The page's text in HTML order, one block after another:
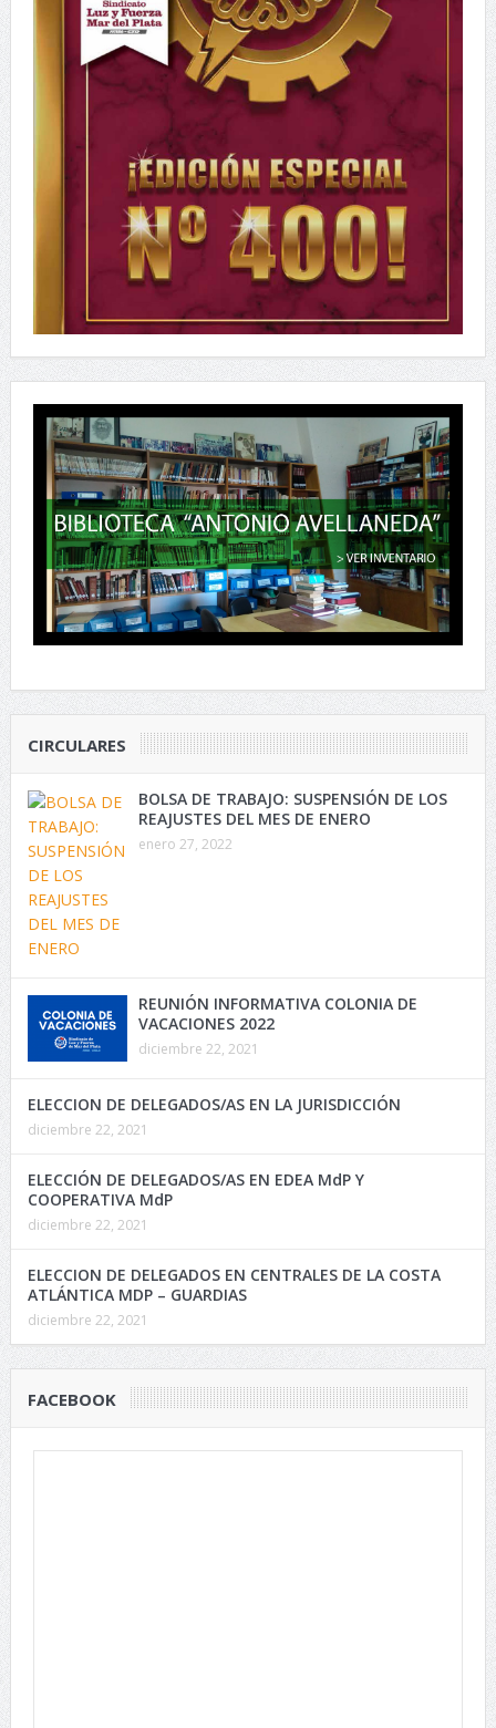
CIRCULARES
BOLSA DE TRABAJO: SUSPENSIÓN DE LOS
REAJUSTES DEL MES DE ENERO
enero 27, 2022
REUNIÓN INFORMATIVA COLONIA DE
VACACIONES 2022
diciembre 22, 2021
ELECCION DE DELEGADOS/AS EN LA JURISDICCIÓN
diciembre 22, 2021
ELECCIÓN DE DELEGADOS/AS EN EDEA MdP Y
COOPERATIVA MdP
diciembre 22, 2021
ELECCION DE DELEGADOS EN CENTRALES DE LA COSTA
ATLÁNTICA MDP – GUARDIAS
diciembre 22, 2021
FACEBOOK